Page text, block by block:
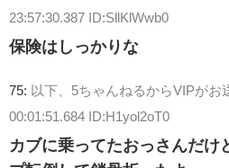
23:57:30.387 ID:SllKlWwb0
保険はしっかりな
75: 以下、5ちゃんねるからVIPがお
00:01:51.684 ID:H1yol2oT0
カブに乗ってたおっさんだけ